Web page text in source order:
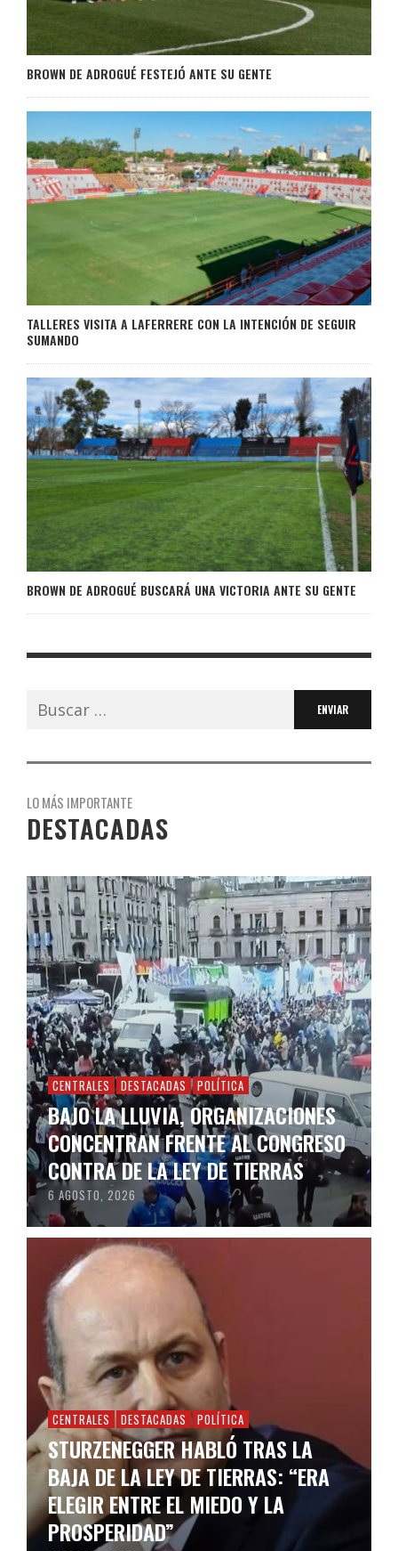
BROWN DE ADROGUÉ FESTEJÓ ANTE SU GENTE
TALLERES VISITA A LAFERRERE CON LA INTENCIÓN DE SEGUIR
SUMANDO
BROWN DE ADROGUÉ BUSCARÁ UNA VICTORIA ANTE SU GENTE
Buscar:
LO MÁS IMPORTANTE
DESTACADAS
CENTRALES DESTACADAS POLÍTICA
BAJO LA LLUVIA, ORGANIZACIONES
CONCENTRAN FRENTE AL CONGRESO
CONTRA DE LA LEY DE TIERRAS
6 AGOSTO, 2026
CENTRALES DESTACADAS POLÍTICA
STURZENEGGER HABLÓ TRAS LA
BAJA DE LA LEY DE TIERRAS: “ERA
ELEGIR ENTRE EL MIEDO Y LA
PROSPERIDAD”